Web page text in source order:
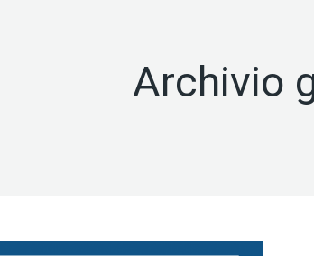
Archivio